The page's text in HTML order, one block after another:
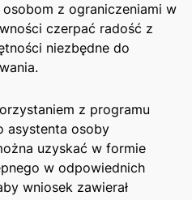
z ograniczeniami w
czerpać radość z
niezbędne do
z⁣ programu
asystenta osoby
uzyskać w formie
w ⁤odpowiednich⁣
wniosek zawierał